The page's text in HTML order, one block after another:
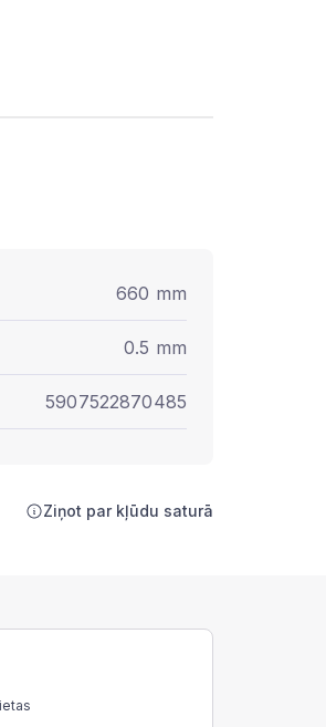
660 mm
0.5 mm
5907522870485
Ziņot par kļūdu saturā